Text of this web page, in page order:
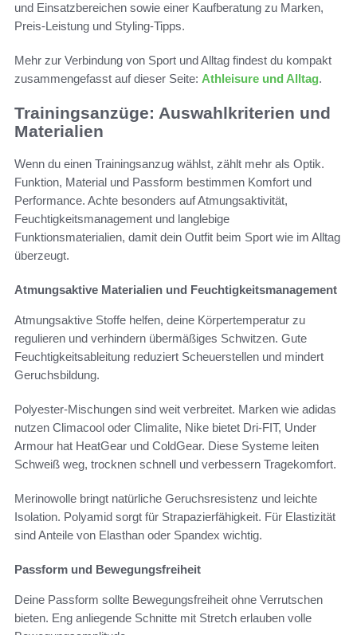
und Einsatzbereichen sowie einer Kaufberatung zu Marken,
Preis-Leistung und Styling-Tipps.
Mehr zur Verbindung von Sport und Alltag findest du kompakt
zusammengefasst auf dieser Seite: Athleisure und Alltag.
Trainingsanzüge: Auswahlkriterien und
Materialien
Wenn du einen Trainingsanzug wählst, zählt mehr als Optik.
Funktion, Material und Passform bestimmen Komfort und
Performance. Achte besonders auf Atmungsaktivität,
Feuchtigkeitsmanagement und langlebige
Funktionsmaterialien, damit dein Outfit beim Sport wie im Alltag
überzeugt.
Atmungsaktive Materialien und Feuchtigkeitsmanagement
Atmungsaktive Stoffe helfen, deine Körpertemperatur zu
regulieren und verhindern übermäßiges Schwitzen. Gute
Feuchtigkeitsableitung reduziert Scheuerstellen und mindert
Geruchsbildung.
Polyester-Mischungen sind weit verbreitet. Marken wie adidas
nutzen Climacool oder Climalite, Nike bietet Dri-FIT, Under
Armour hat HeatGear und ColdGear. Diese Systeme leiten
Schweiß weg, trocknen schnell und verbessern Tragekomfort.
Merinowolle bringt natürliche Geruchsresistenz und leichte
Isolation. Polyamid sorgt für Strapazierfähigkeit. Für Elastizität
sind Anteile von Elasthan oder Spandex wichtig.
Passform und Bewegungsfreiheit
Deine Passform sollte Bewegungsfreiheit ohne Verrutschen
bieten. Eng anliegende Schnitte mit Stretch erlauben volle